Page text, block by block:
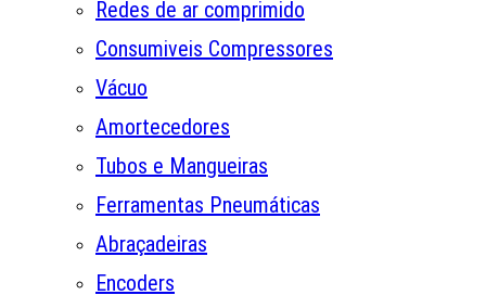
Redes de ar comprimido
Consumiveis Compressores
Vácuo
Amortecedores
Tubos e Mangueiras
Ferramentas Pneumáticas
Abraçadeiras
Encoders